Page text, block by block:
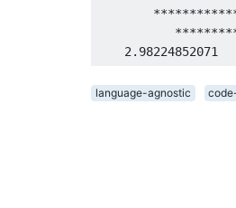
language-agnostic